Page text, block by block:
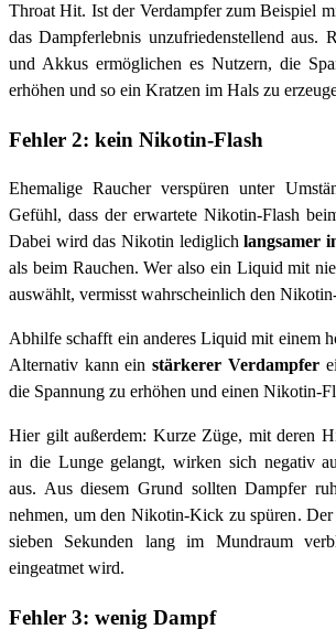
Throat Hit. Ist der Verdampfer zum Beispiel
das Dampferlebnis unzufriedenstellend aus.
und Akkus ermöglichen es Nutzern, die
erhöhen und so ein Kratzen im Hals zu
Fehler 2: kein Nikotin-Flash
Ehemalige Raucher verspüren unter
Gefühl, dass der erwartete Nikotin-Flash
Dabei wird das Nikotin lediglichlangsamer
als beim Rauchen. Wer also ein Liquid mit
auswählt, vermisst wahrscheinlich den
Abhilfe schafft ein anderes Liquid mit einem
Alternativ kann einstärkerer Verdampfer
die Spannung zu erhöhen und einen Nikotin-
Hier gilt außerdem: Kurze Züge, mit deren
in die Lunge gelangt, wirken sich negativ
aus. Aus diesem Grund sollten Dampfer
nehmen, um den Nikotin-Kick zu spüren.
sieben Sekunden lang im Mundraum
eingeatmet wird.
Fehler 3: wenig Dampf